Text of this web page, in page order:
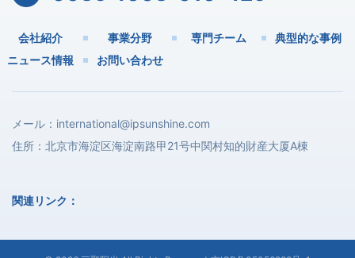
会社紹介 事業分野 専門チーム
典型的な事例
ニュース情報
お問い合わせ
メール： international@ipsunshine.com
住所：北京市海淀区海淀南路甲21号中関村知的財産大厦A棟
関連リンク：